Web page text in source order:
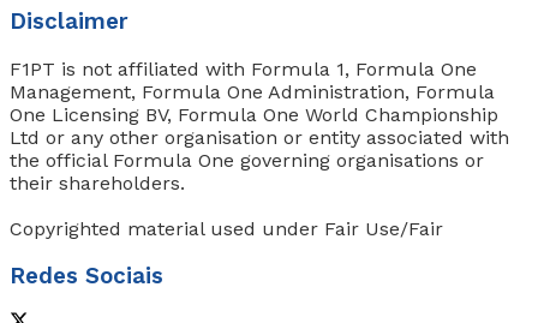
Disclaimer
F1PT is not affiliated with Formula 1, Formula One
Management, Formula One Administration, Formula
One Licensing BV, Formula One World Championship
Ltd or any other organisation or entity associated with
the official Formula One governing organisations or
their shareholders.
Copyrighted material used under Fair Use/Fair
Redes Sociais